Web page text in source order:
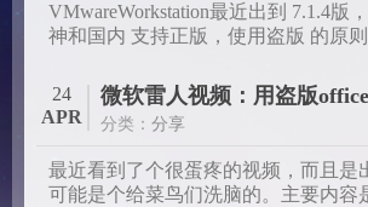
VMwareWorkstation最近出到 7.1.4版
神和国内 支持正版，使用盗版 的原
微软雷人视频：用盗版
分类： 分享
24
APR
最近看到了个很蛋疼的视频，而且是
可能是个给菜鸟们洗脑的。主要内容